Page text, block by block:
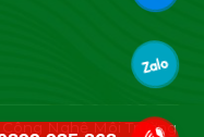
Nghệ Môi Trường